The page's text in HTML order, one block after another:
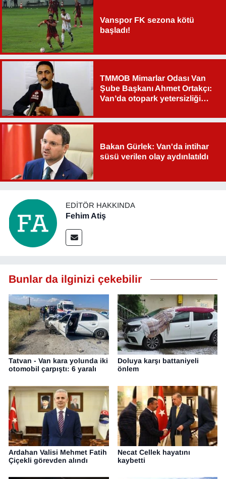
Vanspor FK sezona kötü
başladı!
TMMOB Mimarlar Odası Van
Şube Başkanı Ahmet Ortakçı:
Van’da otopark yetersizliği
Bakan Gürlek: Van'da intihar
süsü verilen olay aydınlatıldı
EDITÖR HAKKINDA
Fehim Atiş
Bunlar da ilginizi çekebilir
Tatvan - Van kara yolunda iki
otomobil çarpıştı: 6 yaralı
Doluya karşı battaniyeli
önlem
Ardahan Valisi Mehmet Fatih
Çiçekli görevden alındı
Necat Cellek hayatını
kaybetti
Seri İlan
Sinema - TV
SİYASET
SPOR
TEBRİK
TEKNOLOJİ
Turizm
Vasıta
YAŞAM